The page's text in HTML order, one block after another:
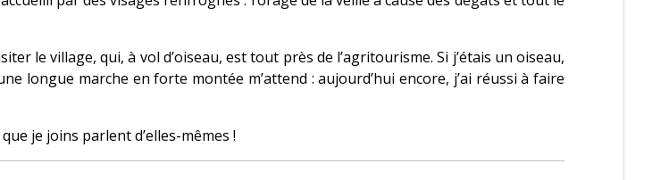
le village, qui, à vol d’oiseau, est tout près de l’agritourisme. Si j’étais un oiseau,
longue marche en forte montée m’attend : aujourd’hui encore, j’ai réussi à faire
je joins parlent d’elles-mêmes !